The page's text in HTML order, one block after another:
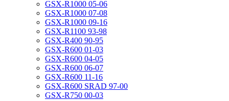
GSX-R1000 05-06
GSX-R1000 07-08
GSX-R1000 09-16
GSX-R1100 93-98
GSX-R400 90-95
GSX-R600 01-03
GSX-R600 04-05
GSX-R600 06-07
GSX-R600 11-16
GSX-R600 SRAD 97-00
GSX-R750 00-03